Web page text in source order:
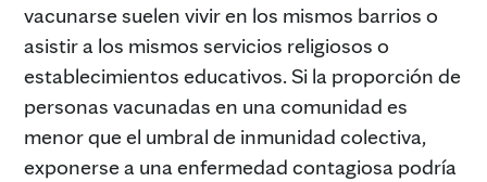
vacunarse suelen vivir en los mismos barrios o
asistir a los mismos servicios religiosos o
establecimientos educativos. Si la proporción de
personas vacunadas en una comunidad es
menor que el umbral de inmunidad colectiva,
exponerse a una enfermedad contagiosa podría